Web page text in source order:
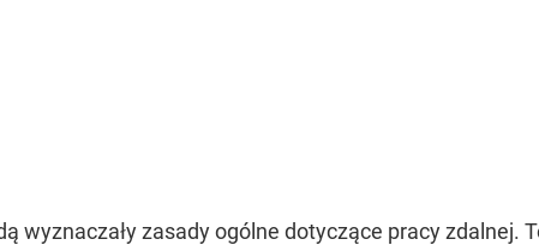
wyznaczały zasady ogólne dotyczące pracy zdalnej.